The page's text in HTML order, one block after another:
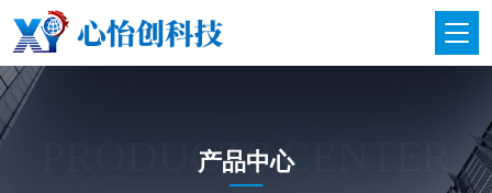
PRODUCTS CENTER
产品中心